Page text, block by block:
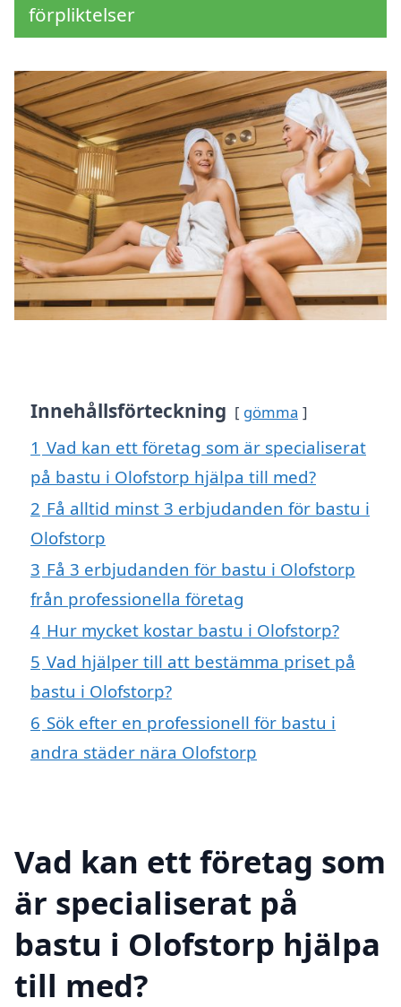
förpliktelser
Innehållsförteckning gömma
1 Vad kan ett företag som är specialiserat
på bastu i Olofstorp hjälpa till med?
2 Få alltid minst 3 erbjudanden för bastu i
Olofstorp
3 Få 3 erbjudanden för bastu i Olofstorp
från professionella företag
4 Hur mycket kostar bastu i Olofstorp?
5 Vad hjälper till att bestämma priset på
bastu i Olofstorp?
6 Sök efter en professionell för bastu i
andra städer nära Olofstorp
Vad kan ett företag som
är specialiserat på
bastu i Olofstorp hjälpa
till med?